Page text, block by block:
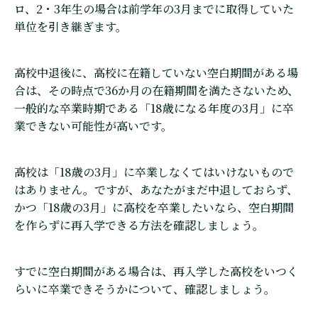
ロ、2・3年生の場合は前学年の3月までに取得していた
単位を引き継ぎます。
高校中退後に、高校に在籍していない空白期間がある場
合は、その時点で36か月の在籍期間を満たさないため、
一般的な卒業時期である「18歳になる年度の3月」に卒
業できない可能性が高いです。
高校は「18歳の3月」に卒業しなくてはいけないもので
はありません。ですが、あなたがまだ中退しておらず、
かつ「18歳の3月」に高校を卒業したいなら、空白期間
を作らずに再入学できる方法を確認しましょう。
すでに空白期間がある場合は、再入学した高校をいつく
らいに卒業できそうかについて、確認しましょう。